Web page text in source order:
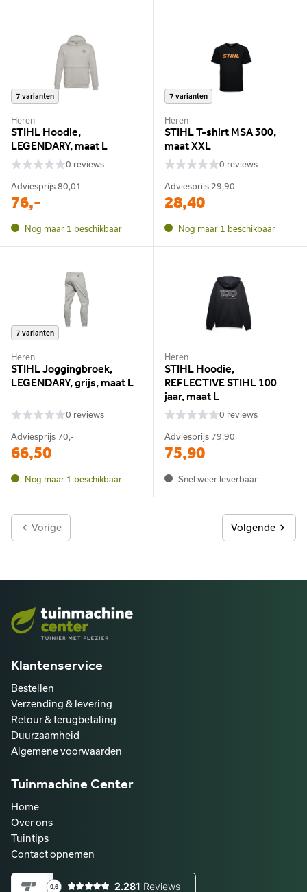
7 varianten
Heren
STIHL Hoodie,
LEGENDARY, maat L
0 reviews
Adviesprijs 80,01
76,-
Nog maar 1 beschikbaar
7 varianten
Heren
STIHL T-shirt MSA 300,
maat XXL
0 reviews
Adviesprijs 29,90
28,40
Nog maar 1 beschikbaar
7 varianten
Heren
STIHL Joggingbroek,
LEGENDARY, grijs, maat L
0 reviews
Adviesprijs 70,-
66,50
Nog maar 1 beschikbaar
Heren
STIHL Hoodie,
REFLECTIVE STIHL 100
jaar, maat L
0 reviews
Adviesprijs 79,90
75,90
Snel weer leverbaar
Vorige Volgende
Klantenservice
Bestellen
Verzending & levering
Retour & terugbetaling
Duurzaamheid
Algemene voorwaarden
Tuinmachine Center
Home
Over ons
Tuintips
Contact opnemen